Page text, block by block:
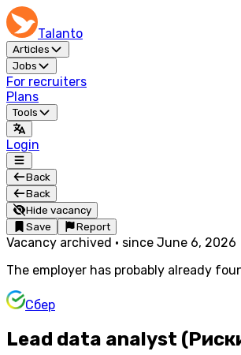
Talanto
Articles
Jobs
For recruiters
Plans
Tools
Login
Back
Back
Hide vacancy
Save
Report
Vacancy archived · since June 6, 2026
The employer has probably already
Сбер
Lead data analyst